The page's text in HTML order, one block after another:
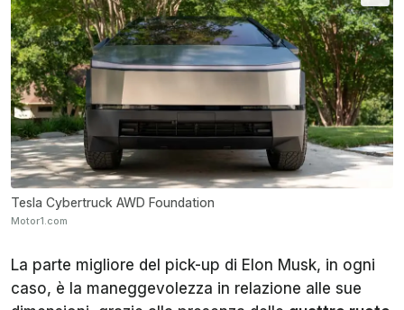
Tesla Cybertruck AWD Foundation
Motor1.com
La parte migliore del pick-up di Elon Musk, in ogni
caso, è la maneggevolezza in relazione alle sue